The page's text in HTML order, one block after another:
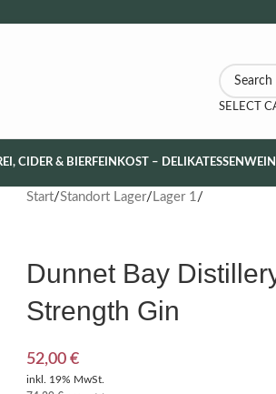
SELECT
CIDER & BIERFEINKOST – DELIKATESSEN
Start Standort Lager Lager 1
Dunnet Bay
Strength Gin
52,00 €
inkl. 19% MwSt.